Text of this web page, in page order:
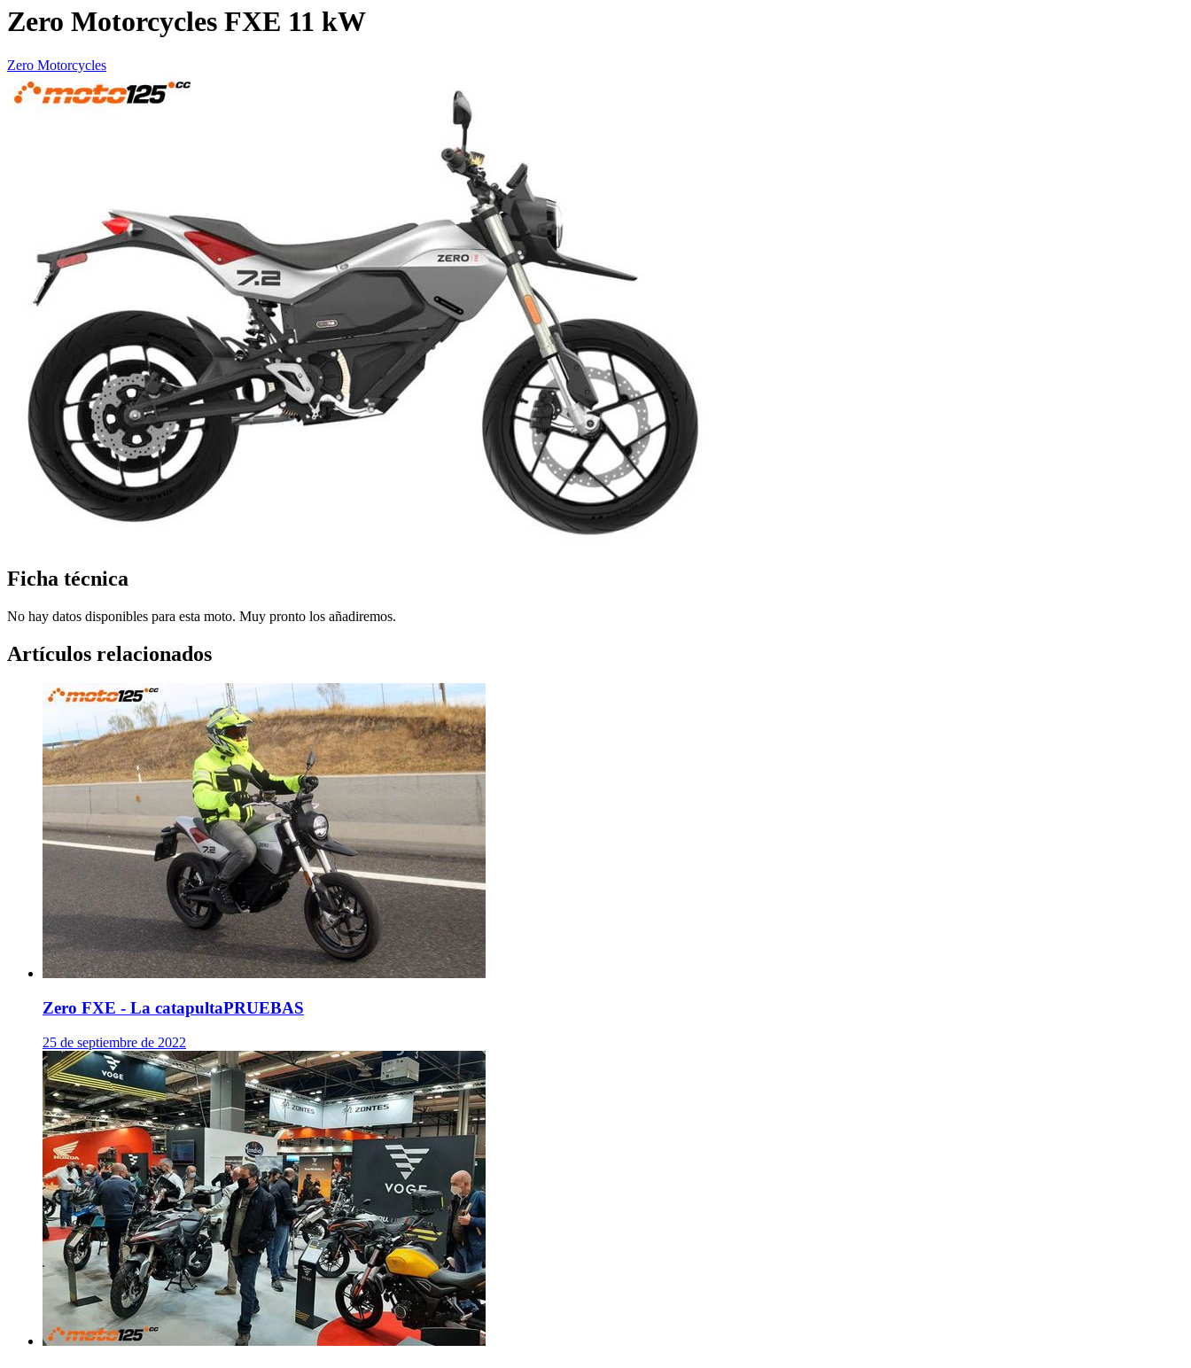
Zero Motorcycles FXE 11 kW
Zero Motorcycles
Ficha técnica
No hay datos disponibles para esta moto. Muy pronto los añadiremos.
Artículos relacionados
Zero FXE - La catapultaPRUEBAS
25 de septiembre de 2022